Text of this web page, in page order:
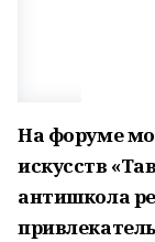
На форуме
искусств
антишкола